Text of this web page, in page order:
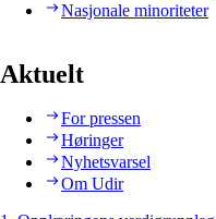
Nasjonale minoriteter
Aktuelt
For pressen
Høringer
Nyhetsvarsel
Om Udir